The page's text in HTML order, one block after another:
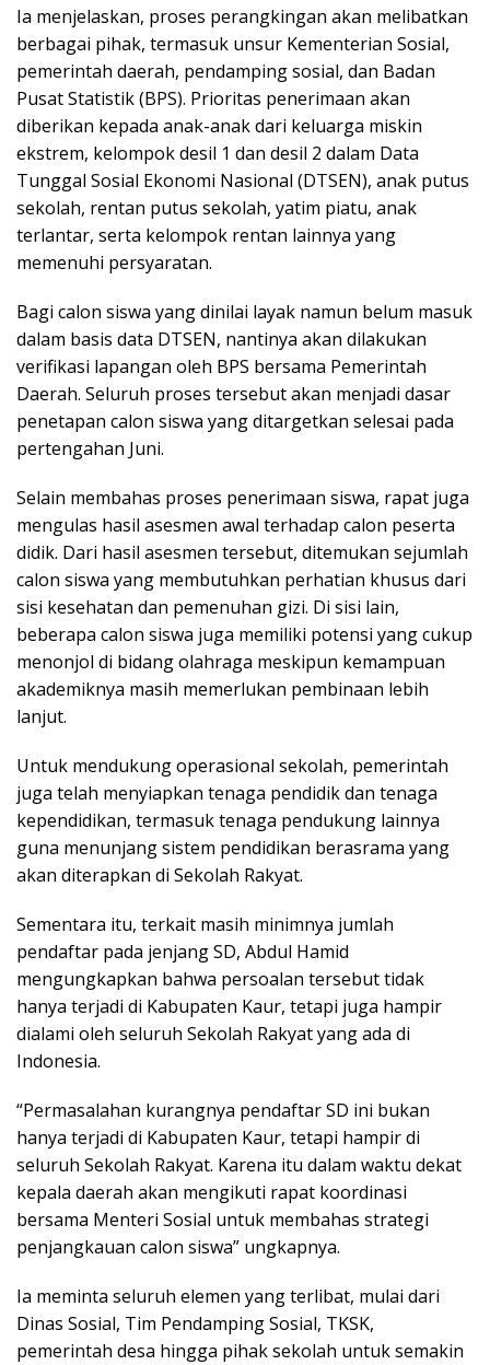
Ia menjelaskan, proses perangkingan akan melibatkan
berbagai pihak, termasuk unsur Kementerian Sosial,
pemerintah daerah, pendamping sosial, dan Badan
Pusat Statistik (BPS). Prioritas penerimaan akan
diberikan kepada anak-anak dari keluarga miskin
ekstrem, kelompok desil 1 dan desil 2 dalam Data
Tunggal Sosial Ekonomi Nasional (DTSEN), anak putus
sekolah, rentan putus sekolah, yatim piatu, anak
terlantar, serta kelompok rentan lainnya yang
memenuhi persyaratan.
Bagi calon siswa yang dinilai layak namun belum masuk
dalam basis data DTSEN, nantinya akan dilakukan
verifikasi lapangan oleh BPS bersama Pemerintah
Daerah. Seluruh proses tersebut akan menjadi dasar
penetapan calon siswa yang ditargetkan selesai pada
pertengahan Juni.
Selain membahas proses penerimaan siswa, rapat juga
mengulas hasil asesmen awal terhadap calon peserta
didik. Dari hasil asesmen tersebut, ditemukan sejumlah
calon siswa yang membutuhkan perhatian khusus dari
sisi kesehatan dan pemenuhan gizi. Di sisi lain,
beberapa calon siswa juga memiliki potensi yang cukup
menonjol di bidang olahraga meskipun kemampuan
akademiknya masih memerlukan pembinaan lebih
lanjut.
Untuk mendukung operasional sekolah, pemerintah
juga telah menyiapkan tenaga pendidik dan tenaga
kependidikan, termasuk tenaga pendukung lainnya
guna menunjang sistem pendidikan berasrama yang
akan diterapkan di Sekolah Rakyat.
Sementara itu, terkait masih minimnya jumlah
pendaftar pada jenjang SD, Abdul Hamid
mengungkapkan bahwa persoalan tersebut tidak
hanya terjadi di Kabupaten Kaur, tetapi juga hampir
dialami oleh seluruh Sekolah Rakyat yang ada di
Indonesia.
“Permasalahan kurangnya pendaftar SD ini bukan
hanya terjadi di Kabupaten Kaur, tetapi hampir di
seluruh Sekolah Rakyat. Karena itu dalam waktu dekat
kepala daerah akan mengikuti rapat koordinasi
bersama Menteri Sosial untuk membahas strategi
penjangkauan calon siswa” ungkapnya.
Ia meminta seluruh elemen yang terlibat, mulai dari
Dinas Sosial, Tim Pendamping Sosial, TKSK,
pemerintah desa hingga pihak sekolah untuk semakin